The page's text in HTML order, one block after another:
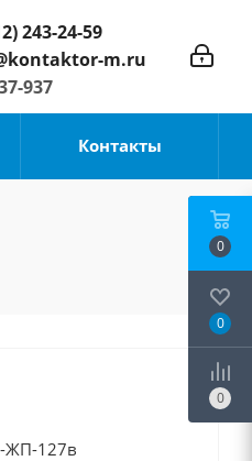
243-24-59
m.ru
937
Контакты
желтая СКЛ 8-ЖП-127в
0
0
0